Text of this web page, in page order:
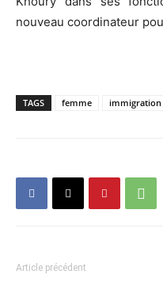
nouveau coordinateur
TAGS femme immigration
Article précédent